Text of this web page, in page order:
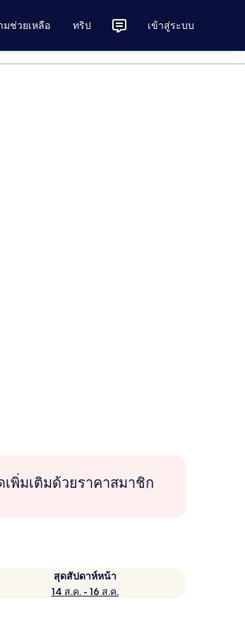
มช่วยเหลือ ทริป เข้าสู่ระบบ
พิ่มเติมด้วยราคาสมาชิก
สุดสัปดาห์หน้า
14 ส.ค. - 16 ส.ค.